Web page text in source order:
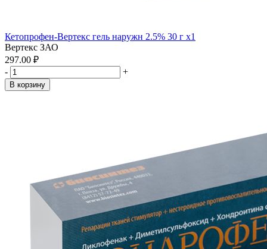
Кетопрофен-Вертекс гель наружн 2.5% 30 г x1
Вертекс ЗАО
297.00 ₽
-
+
В корзину